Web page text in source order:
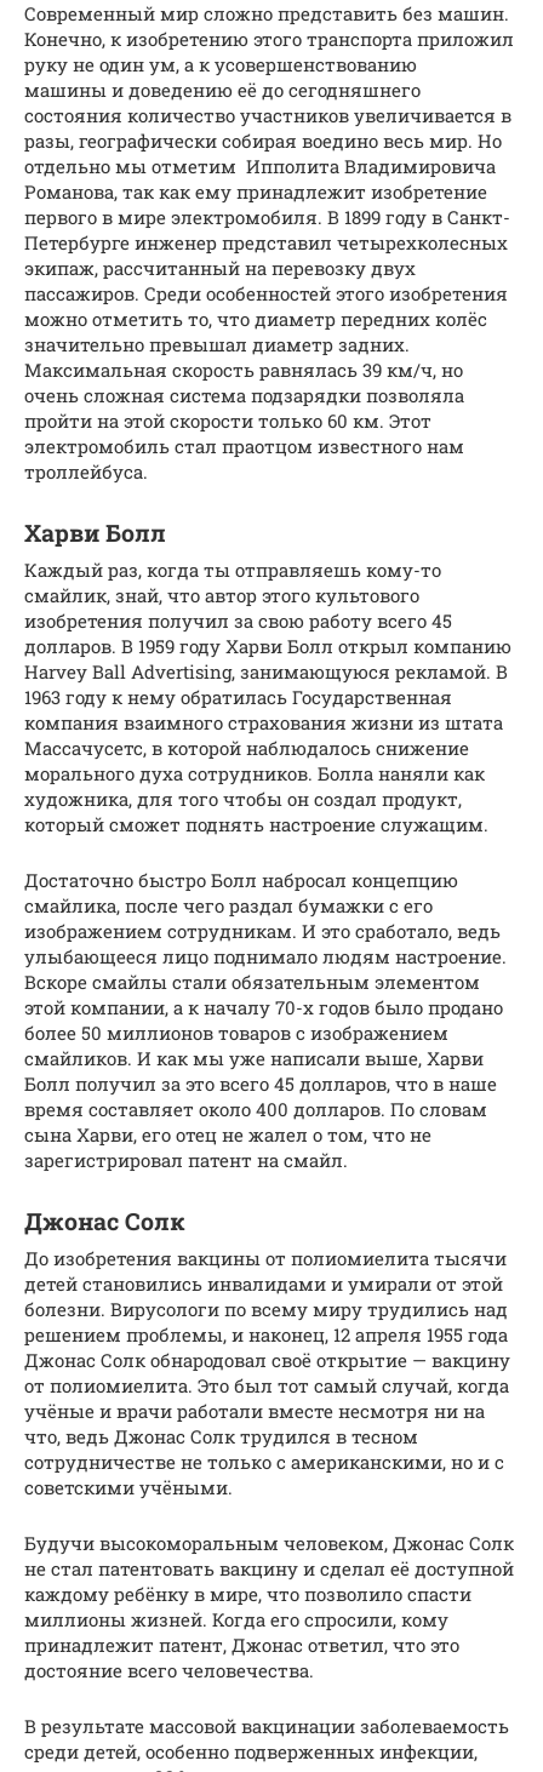
Современный мир сложно представить без машин.
Конечно, к изобретению этого транспорта приложил
руку не один ум, а к усовершенствованию
машины и доведению её до сегодняшнего
состояния количество участников увеличивается в
разы, географически собирая воедино весь мир. Но
отдельно мы отметим Ипполита Владимировича
Романова, так как ему принадлежит изобретение
первого в мире электромобиля. В 1899 году в Санкт-
Петербурге инженер представил четырехколесных
экипаж, рассчитанный на перевозку двух
пассажиров. Среди особенностей этого изобретения
можно отметить то, что диаметр передних колёс
значительно превышал диаметр задних.
Максимальная скорость равнялась 39 км/ч, но
очень сложная система подзарядки позволяла
пройти на этой скорости только 60 км. Этот
электромобиль стал праотцом известного нам
троллейбуса.
Харви Болл
Каждый раз, когда ты отправляешь кому-то
смайлик, знай, что автор этого культового
изобретения получил за свою работу всего 45
долларов. В 1959 году Харви Болл открыл компанию
Harvey Ball Advertising, занимающуюся рекламой. В
1963 году к нему обратилась Государственная
компания взаимного страхования жизни из штата
Массачусетс, в которой наблюдалось снижение
морального духа сотрудников. Болла наняли как
художника, для того чтобы он создал продукт,
который сможет поднять настроение служащим.
Достаточно быстро Болл набросал концепцию
смайлика, после чего раздал бумажки с его
изображением сотрудникам. И это сработало, ведь
улыбающееся лицо поднимало людям настроение.
Вскоре смайлы стали обязательным элементом
этой компании, а к началу 70-х годов было продано
более 50 миллионов товаров с изображением
смайликов. И как мы уже написали выше, Харви
Болл получил за это всего 45 долларов, что в наше
время составляет около 400 долларов. По словам
сына Харви, его отец не жалел о том, что не
зарегистрировал патент на смайл.
Джонас Солк
До изобретения вакцины от полиомиелита тысячи
детей становились инвалидами и умирали от этой
болезни. Вирусологи по всему миру трудились над
решением проблемы, и наконец, 12 апреля 1955 года
Джонас Солк обнародовал своё открытие — вакцину
от полиомиелита. Это был тот самый случай, когда
учёные и врачи работали вместе несмотря ни на
что, ведь Джонас Солк трудился в тесном
сотрудничестве не только с американскими, но и с
советскими учёными.
Будучи высокоморальным человеком, Джонас Солк
не стал патентовать вакцину и сделал её доступной
каждому ребёнку в мире, что позволило спасти
миллионы жизней. Когда его спросили, кому
принадлежит патент, Джонас ответил, что это
достояние всего человечества.
В результате массовой вакцинации заболеваемость
среди детей, особенно подверженных инфекции,